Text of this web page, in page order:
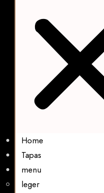
Home
Tapas
menu
leger